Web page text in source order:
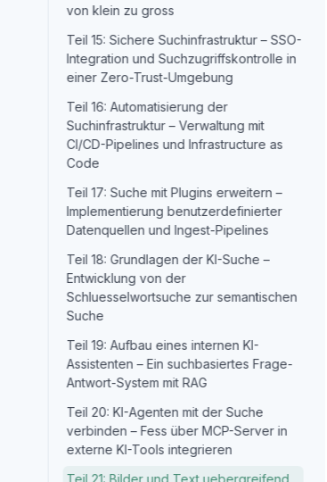
von klein zu gross
Teil 15: Sichere Suchinfrastruktur – SSO-
Integration und Suchzugriffskontrolle in
einer Zero-Trust-Umgebung
Teil 16: Automatisierung der
Suchinfrastruktur – Verwaltung mit
CI/CD-Pipelines und Infrastructure as
Code
Teil 17: Suche mit Plugins erweitern –
Implementierung benutzerdefinierter
Datenquellen und Ingest-Pipelines
Teil 18: Grundlagen der KI-Suche –
Entwicklung von der
Schluesselwortsuche zur semantischen
Suche
Teil 19: Aufbau eines internen KI-
Assistenten – Ein suchbasiertes Frage-
Antwort-System mit RAG
Teil 20: KI-Agenten mit der Suche
verbinden – Fess über MCP-Server in
externe KI-Tools integrieren
Teil 21: Bilder und Text uebergreifend